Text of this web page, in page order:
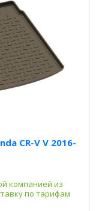
CR-V V 2016-
компанией из
по тарифам